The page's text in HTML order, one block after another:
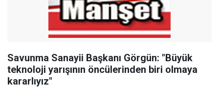
Savunma Sanayii Başkanı Görgün: "Büyük
teknoloji yarışının öncülerinden biri olmaya
kararlıyız"